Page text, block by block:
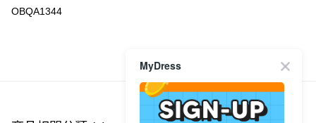
WeChat Pay
每筆HK$40.00，滿HK$350.00或以上免運費
付款後順豐站及營業點
OBQA1344
商品推薦
MyDress